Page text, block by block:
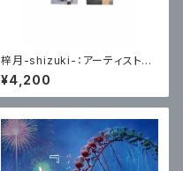
梓月-shizuki-：アーティスト写
真トレーディングカード(悪戯な
心編)各４種コンプリート版
¥4,200